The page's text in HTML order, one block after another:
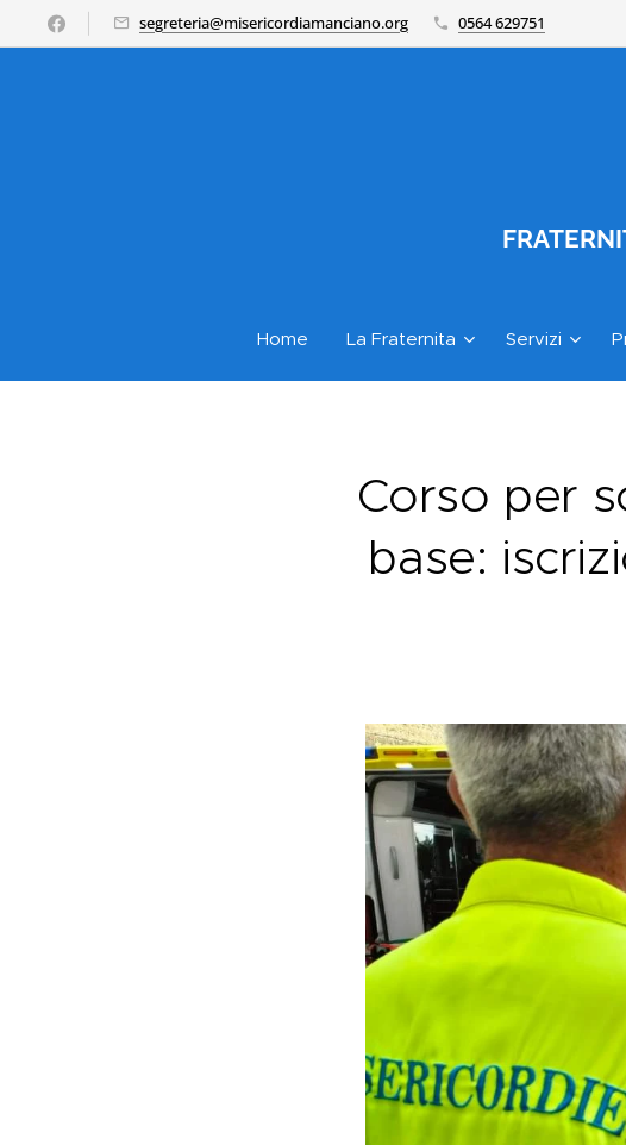
segreteria@misericordiamanciano.org 0564 629751
Home La Fraternita Servizi
Corso per
base: